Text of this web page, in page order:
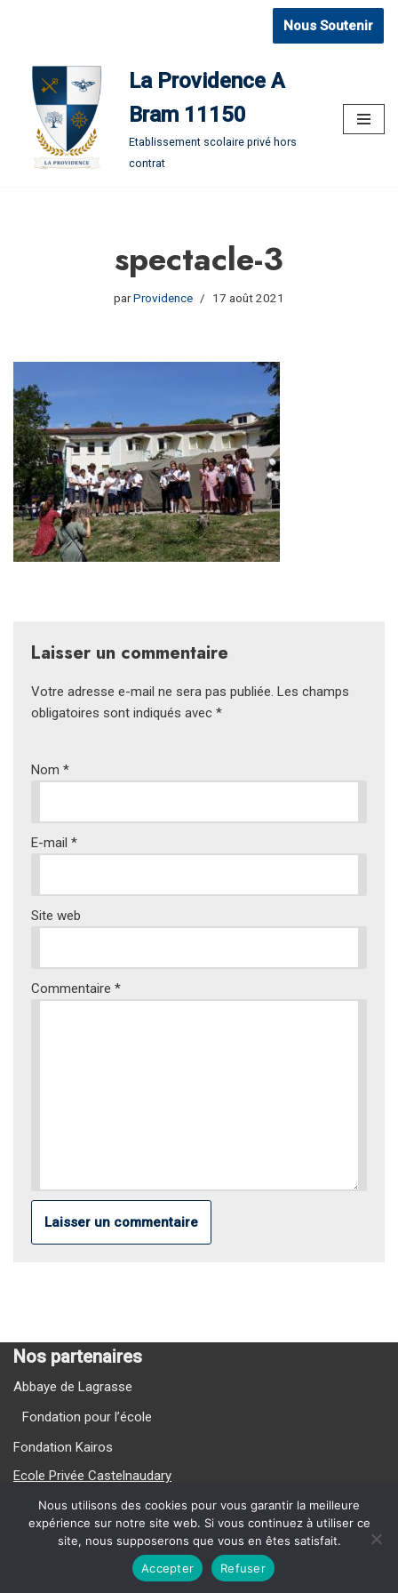
contenu
Nous Soutenir
La Providence A
Bram 11150
Etablissement scolaire privé hors
contrat
spectacle-3
parProvidence 17 août 2021
Laisser un commentaire
Votre adresse e-mail ne sera pas publiée. Les champs
obligatoires sont indiqués avec *
Nom *
E-mail *
Site web
Commentaire *
Nos partenaires
Abbaye de Lagrasse
Fondation pour l’école
Fondation Kairos
Ecole Privée Castelnaudary
Ecole Privée Carcassonne
Nos Vidéos
{current_year} La Providence
Nous utilisons des cookies pour vous garantir la meilleure
expérience sur notre site web. Si vous continuez à utiliser ce
site, nous supposerons que vous en êtes satisfait.
Accepter
Refuser